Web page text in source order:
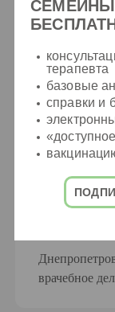
врачебное
терапевта
базовые
справки и